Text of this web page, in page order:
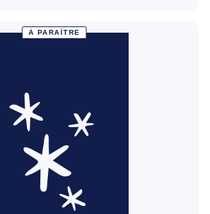
À PARAÎTRE